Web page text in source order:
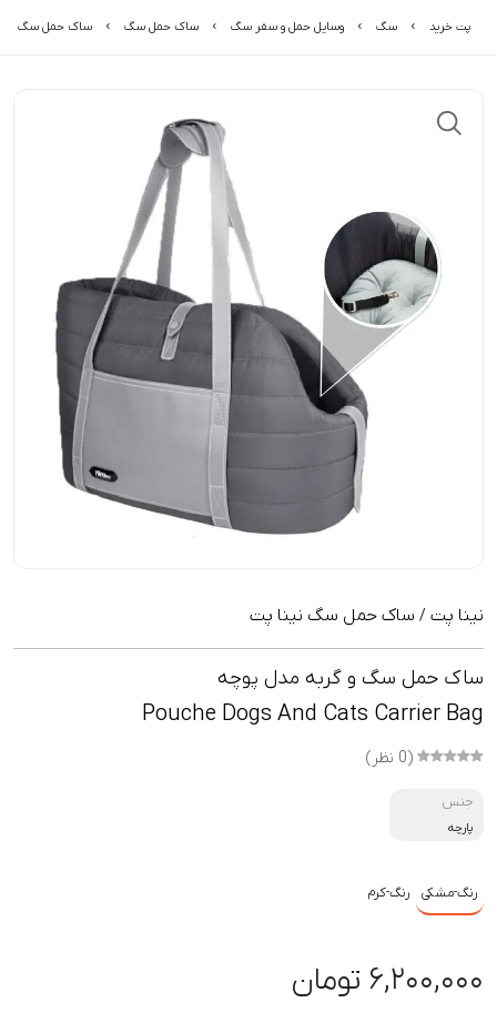
پت خرید سگ وسایل حمل و سفر سگ ساک حمل سگ ساک حمل سگ و
نینا پت / ساک حمل سگ نینا پت
ساک حمل سگ و گربه مدل پوچه
Pouche Dogs And Cats Carrier Bag
(0 نظر)
جنس
پارچه
رنگ-مشکی رنگ-کرم
۶,۲۰۰,۰۰۰ تومان